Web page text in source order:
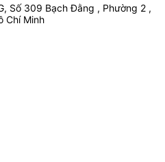
Số 309 Bạch Đằng , Phường 2 ,
Chí Minh